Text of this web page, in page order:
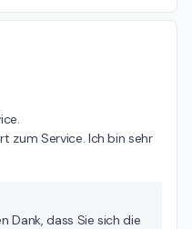
zum Service. Ich bin sehr
Dank, dass Sie sich die